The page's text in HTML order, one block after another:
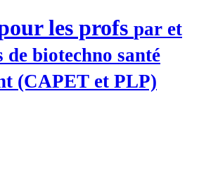
les profs par et
biotechno santé
(CAPET et PLP)